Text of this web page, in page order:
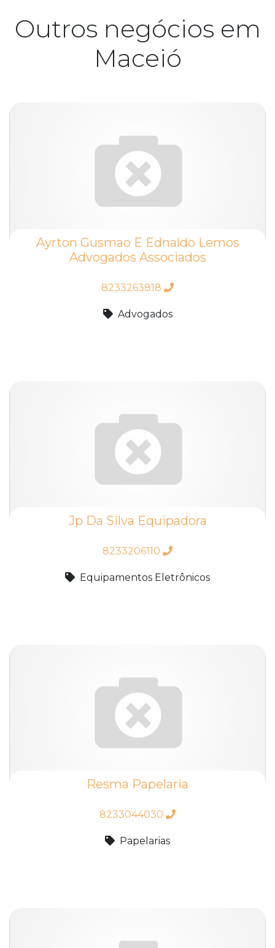
Outros negócios em
Maceió
Ayrton Gusmao E Ednaldo Lemos
Advogados Associados
8233263818
Advogados
Jp Da Silva Equipadora
8233206110
Equipamentos Eletrônicos
Resma Papelaria
8233044030
Papelarias